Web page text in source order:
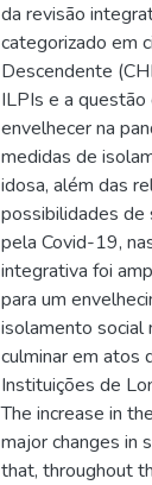
da revisão
categorizado em
Descendente
ILPIs e a questão
envelhecer na
medidas de
idosa, além das
possibilidades de
pela Covid-19,
integrativa foi
para um
isolamento social
culminar em atos
Instituições de
The increase in
major changes in
that, throughout